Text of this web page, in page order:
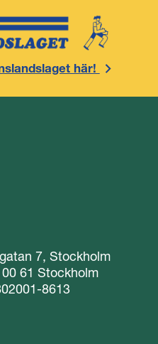
här!
7, Stockholm
61 Stockholm
8613